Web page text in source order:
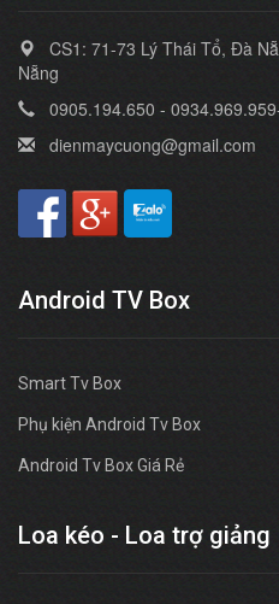
CS1: 71-73 Lý Thái Tổ, Đà
Nẵng
0905.194.650 -
dienmaycuong@gmail.com
Android TV Box
Smart Tv Box
Phụ kiện Android Tv Box
Android Tv Box Giá Rẻ
Loa kéo - Loa trợ giảng